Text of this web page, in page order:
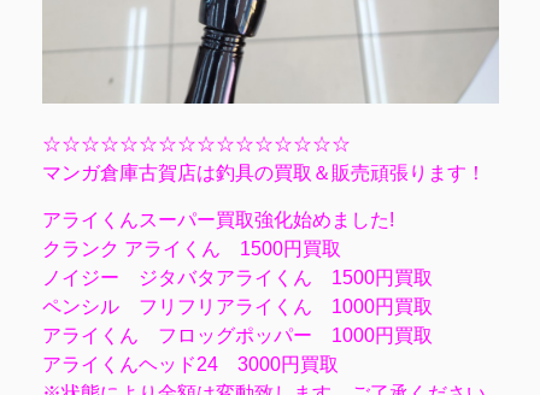
☆☆☆☆☆☆☆☆☆☆☆☆☆☆☆☆
マンガ倉庫古賀店は釣具の買取＆販売頑張ります！
アライくんスーパー買取強化始めました!
クランク アライくん 1500円買取
ノイジー ジタバタアライくん 1500円買取
ペンシル フリフリアライくん 1000円買取
アライくん フロッグポッパー 1000円買取
アライくんヘッド24 3000円買取